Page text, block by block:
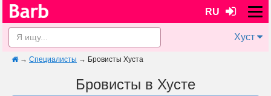
RU
Хуст
→ Специалисты → Бровисты Хуста
Бровисты в Хусте